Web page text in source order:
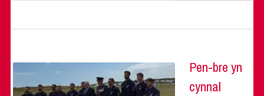
Pen-bre yn
cynnal